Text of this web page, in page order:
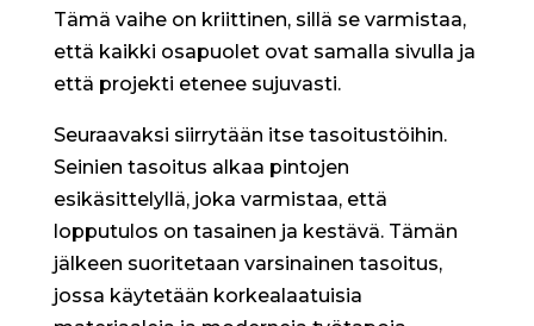
Tämä vaihe on kriittinen, sillä se varmistaa,
että kaikki osapuolet ovat samalla sivulla ja
että projekti etenee sujuvasti.
Seuraavaksi siirrytään itse tasoitustöihin.
Seinien tasoitus alkaa pintojen
esikäsittelyllä, joka varmistaa, että
lopputulos on tasainen ja kestävä. Tämän
jälkeen suoritetaan varsinainen tasoitus,
jossa käytetään korkealaatuisia